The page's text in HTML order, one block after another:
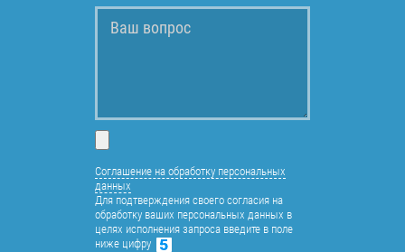
Соглашение на обработку персональных
данных
Для подтверждения своего согласия на
обработку ваших персональных данных в
целях исполнения запроса введите в поле
ниже цифру